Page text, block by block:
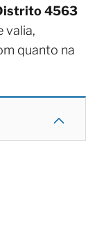
4563
valia,
quanto na